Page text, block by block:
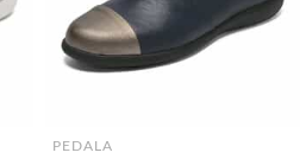
PEDALA